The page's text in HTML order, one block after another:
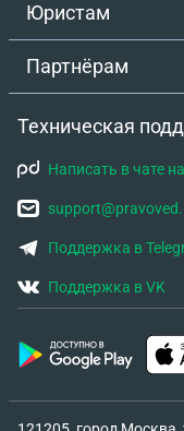
Юристам
Партнёрам
Техническая
Написать в чате
Поддержка в
Поддержка в VK